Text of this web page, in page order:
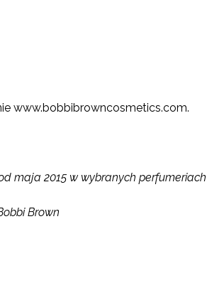
www.bobbibrowncosmetics.com.
maja 2015 w wybranych
Brown